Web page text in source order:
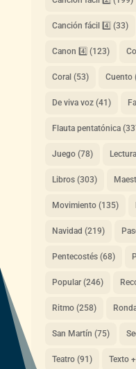
Canción fácil 4️⃣ (33)
Canon 4️⃣ (123)
Coral (53) Cuento
De viva voz(41)
Flauta pentatónica
Juego(78) Lectura
Libros(303)
Movimiento(135)
Navidad (219)
Pentecostés(68)
Popular(246)
Ritmo(258)
San Martín (75)
Teatro(91) Texto